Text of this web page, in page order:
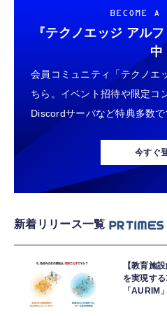
BECOME A
『テクノエッジ アルフ
中
会員コミュニティ「テクノエ
ちら。イベント招待や限定コ
Discordサーバなど特典多数で
今すぐ
新着リリース一覧
【教育施
を実現す
「AURIM」